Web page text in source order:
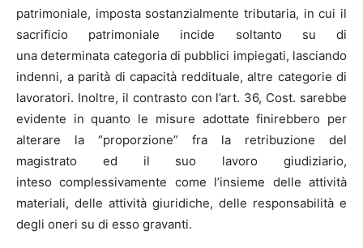
patrimoniale, imposta sostanzialmente tributaria, in cui il
sacrificio patrimoniale incide soltanto su di
una determinata categoria di pubblici impiegati, lasciando
indenni, a parità di capacità reddituale, altre categorie di
lavoratori. Inoltre, il contrasto con l’art. 36, Cost. sarebbe
evidente in quanto le misure adottate finirebbero per
alterare la “proporzione” fra la retribuzione del
magistrato ed il suo lavoro giudiziario,
inteso complessivamente come l’insieme delle attività
materiali, delle attività giuridiche, delle responsabilità e
degli oneri su di esso gravanti.